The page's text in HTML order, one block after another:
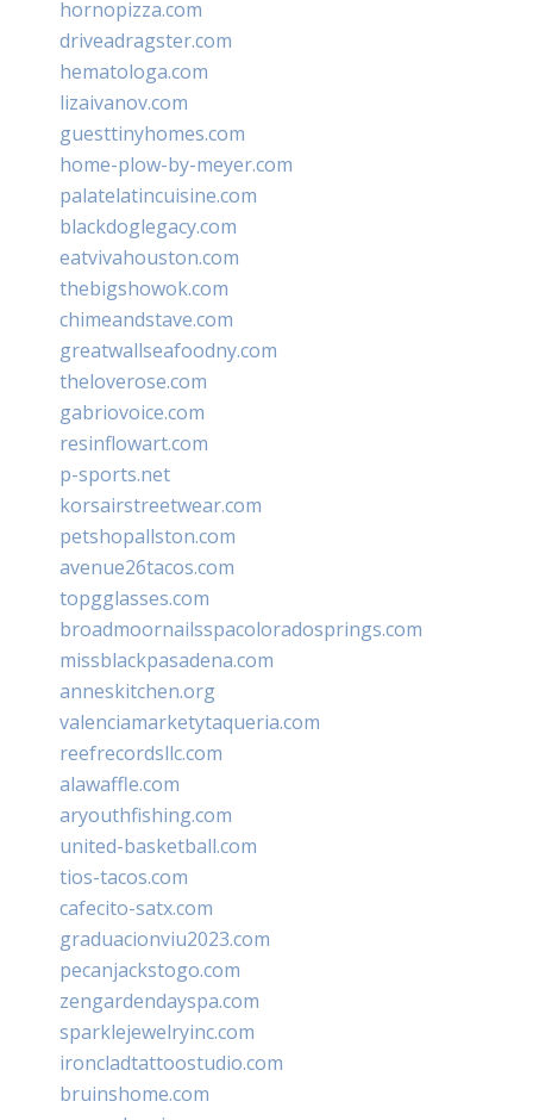
hornopizza.com
driveadragster.com
hematologa.com
lizaivanov.com
guesttinyhomes.com
home-plow-by-meyer.com
palatelatincuisine.com
blackdoglegacy.com
eatvivahouston.com
thebigshowok.com
chimeandstave.com
greatwallseafoodny.com
theloverose.com
gabriovoice.com
resinflowart.com
p-sports.net
korsairstreetwear.com
petshopallston.com
avenue26tacos.com
topgglasses.com
broadmoornailsspacoloradosprings.com
missblackpasadena.com
anneskitchen.org
valenciamarketytaqueria.com
reefrecordsllc.com
alawaffle.com
aryouthfishing.com
united-basketball.com
tios-tacos.com
cafecito-satx.com
graduacionviu2023.com
pecanjackstogo.com
zengardendayspa.com
sparklejewelryinc.com
ironcladtattoostudio.com
bruinshome.com